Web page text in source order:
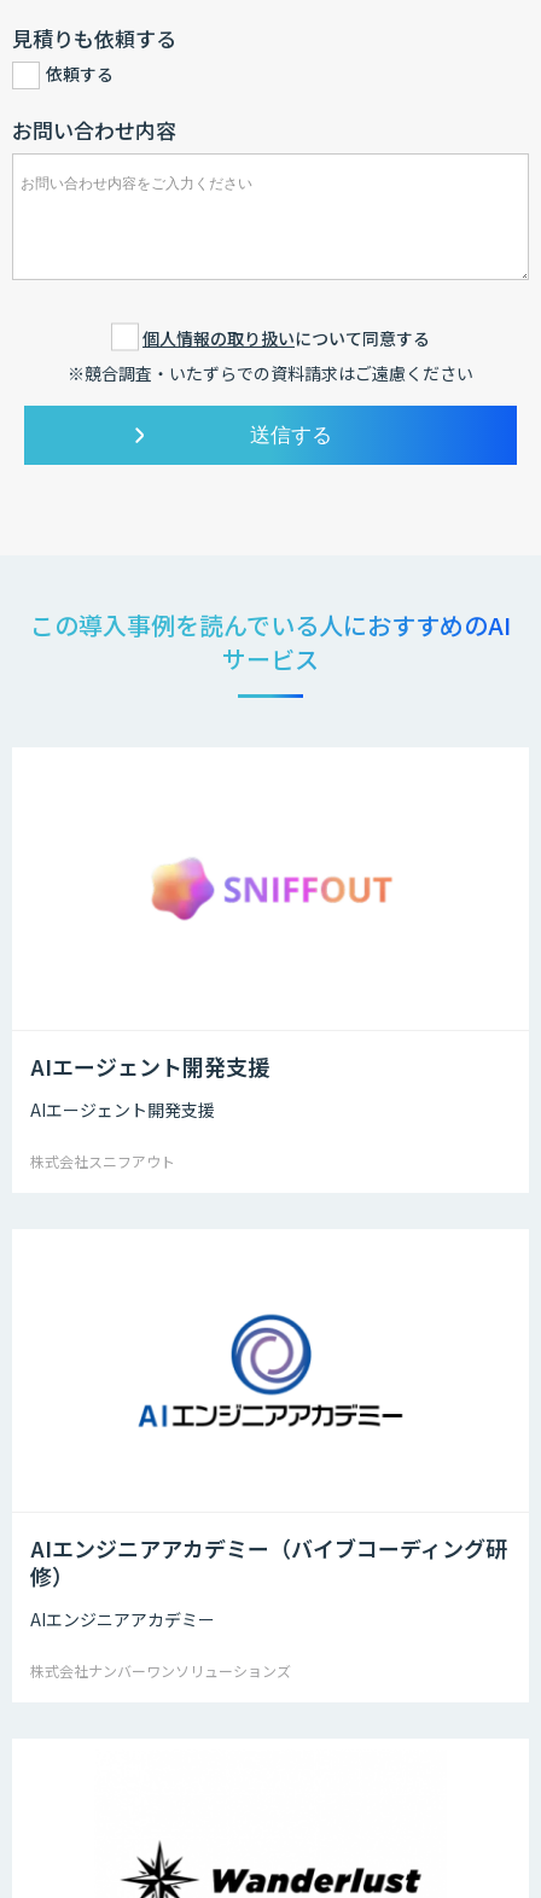
見積りも依頼する
依頼する
お問い合わせ内容
個人情報の取り扱いについて同意する
※競合調査・いたずらでの資料請求はご遠慮ください
この導入事例を読んでいる人におすすめのAI
サービス
AIエージェント開発支援
AIエージェント開発支援
株式会社スニフアウト
AIエンジニアアカデミー（バイブコーディング研
修）
AIエンジニアアカデミー
株式会社ナンバーワンソリューションズ